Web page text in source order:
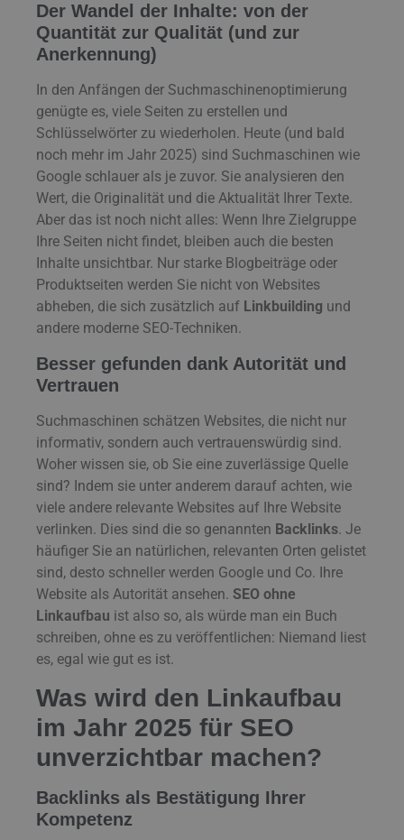
Der Wandel der Inhalte: von der
Quantität zur Qualität (und zur
Anerkennung)
In den Anfängen der Suchmaschinenoptimierung
genügte es, viele Seiten zu erstellen und
Schlüsselwörter zu wiederholen. Heute (und bald
noch mehr im Jahr 2025) sind Suchmaschinen wie
Google schlauer als je zuvor. Sie analysieren den
Wert, die Originalität und die Aktualität Ihrer Texte.
Aber das ist noch nicht alles: Wenn Ihre Zielgruppe
Ihre Seiten nicht findet, bleiben auch die besten
Inhalte unsichtbar. Nur starke Blogbeiträge oder
Produktseiten werden Sie nicht von Websites
abheben, die sich zusätzlich auf Linkbuilding und
andere moderne SEO-Techniken.
Besser gefunden dank Autorität und
Vertrauen
Suchmaschinen schätzen Websites, die nicht nur
informativ, sondern auch vertrauenswürdig sind.
Woher wissen sie, ob Sie eine zuverlässige Quelle
sind? Indem sie unter anderem darauf achten, wie
viele andere relevante Websites auf Ihre Website
verlinken. Dies sind die so genannten Backlinks. Je
häufiger Sie an natürlichen, relevanten Orten gelistet
sind, desto schneller werden Google und Co. Ihre
Website als Autorität ansehen. SEO ohne
Linkaufbau ist also so, als würde man ein Buch
schreiben, ohne es zu veröffentlichen: Niemand liest
es, egal wie gut es ist.
Was wird den Linkaufbau
im Jahr 2025 für SEO
unverzichtbar machen?
Backlinks als Bestätigung Ihrer
Kompetenz